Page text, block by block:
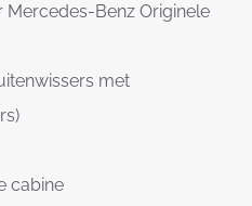
Benz Originele
met
cabine